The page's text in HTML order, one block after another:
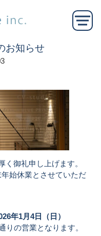
お知らせ
御礼申し上げます。
始休業とさせていただ
年1月4日（日）
りの営業となります。